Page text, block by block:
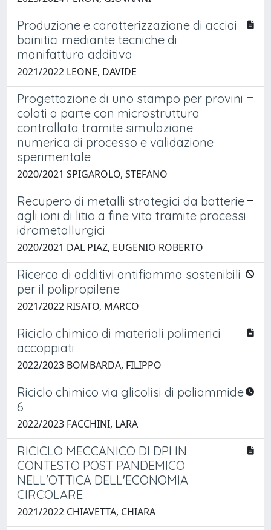
Produzione e caratterizzazione di acciai
bainitici mediante tecniche di
manifattura additiva
2021/2022 LEONE, DAVIDE
Progettazione di uno stampo per provini
colati a parte con microstruttura
controllata tramite simulazione
numerica di processo e validazione
sperimentale
2020/2021 SPIGAROLO, STEFANO
Recupero di metalli strategici da batterie
agli ioni di litio a fine vita tramite processi
idrometallurgici
2020/2021 DAL PIAZ, EUGENIO ROBERTO
Ricerca di additivi antifiamma sostenibili
per il polipropilene
2021/2022 RISATO, MARCO
Riciclo chimico di materiali polimerici
accoppiati
2022/2023 BOMBARDA, FILIPPO
Riciclo chimico via glicolisi di poliammide
6
2022/2023 FACCHINI, LARA
RICICLO MECCANICO DI DPI IN
CONTESTO POST PANDEMICO
NELL'OTTICA DELL'ECONOMIA
CIRCOLARE
2021/2022 CHIAVETTA, CHIARA